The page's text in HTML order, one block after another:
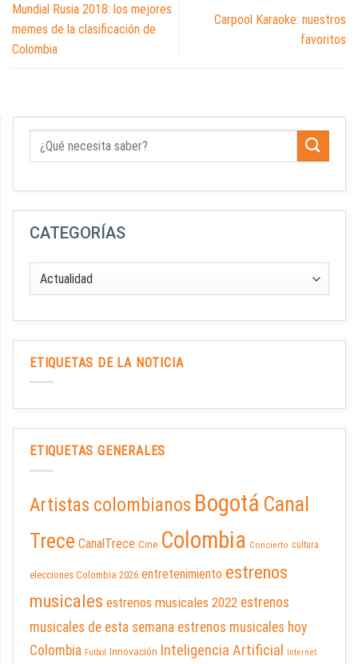
Mundial Rusia 2018: los mejores
memes de la clasificación de
Colombia
Carpool Karaoke: nuestros
favoritos
CATEGORÍAS
ETIQUETAS DE LA NOTICIA
ETIQUETAS GENERALES
Artistas colombianos Bogotá Canal
Trece CanalTrece Cine Colombia Concierto cultura
elecciones Colombia 2026 entretenimiento estrenos
musicales estrenos musicales 2022 estrenos
musicales de esta semana estrenos musicales hoy
Colombia Futbol Innovación Inteligencia Artificial Internet